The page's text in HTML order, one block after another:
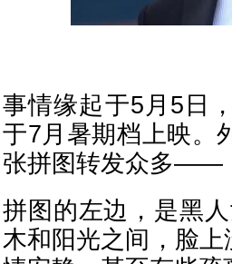
事情缘起于5月5日
于7月暑期档上映。
张拼图转发众多——
拼图的左边，是黑
木和阳光之间，脸